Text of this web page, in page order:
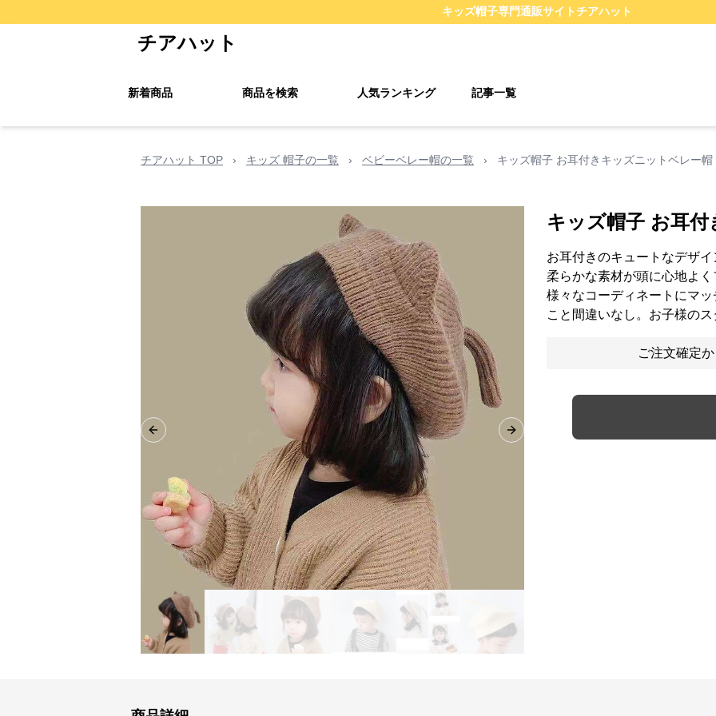
キッズ帽子専門通販サイトチアハット
チアハット
新着商品 商品を検索 人気ランキング 記事一覧
チアハット TOP › キッズ 帽子の一覧 › ベビーベレー帽の一覧 › キッズ帽子 お耳付きキッズニットベレー帽
Previous slide Next slide
キッズ帽子 お耳
お耳付きのキュートなデザ
柔らかな素材が頭に心地よ
様々なコーディネートにマ
こと間違いなし。お子様の
ご注文確定